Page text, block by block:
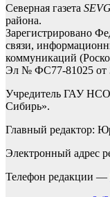
Северная газета
района.
Зарегистрировано
связи,
коммуникаций
Эл № ФС77-81025 от
Учредитель ГАУ НСО
Сибирь».
Главный редактор:
Электронный адрес
Телефон редакции —